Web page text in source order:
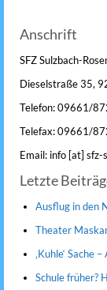
Anschrift
SFZ Sulzbach-
Dieselstraße 35,
Telefon: 09661/
Telefax: 09661/
Email: info [at] sfz-
Letzte
Ausflug in den
Theater
‚Kuhle‘ Sache
Schule früher?